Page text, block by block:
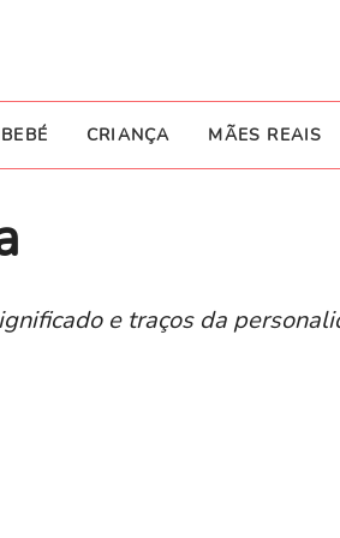
BEBÉ CRIANÇA MÃES REAIS
e traços da